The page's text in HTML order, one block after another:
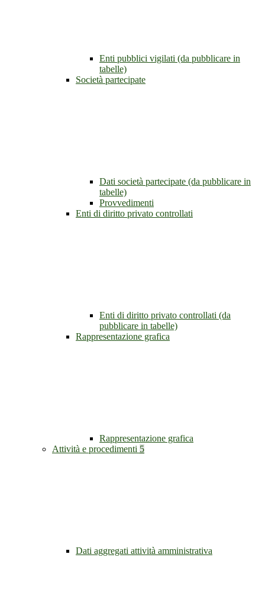
Enti pubblici vigilati (da pubblicare in
tabelle)
Società partecipate
Dati società partecipate (da pubblicare in
tabelle)
Provvedimenti
Enti di diritto privato controllati
Enti di diritto privato controllati (da
pubblicare in tabelle)
Rappresentazione grafica
Rappresentazione grafica
Attività e procedimenti 5
Dati aggregati attività amministrativa